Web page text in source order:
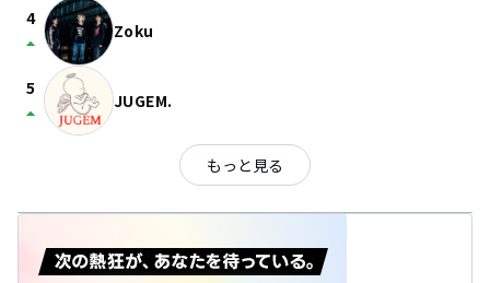
4
arrow_drop_up Zoku
5
arrow_drop_up JUGEM.
もっと見る